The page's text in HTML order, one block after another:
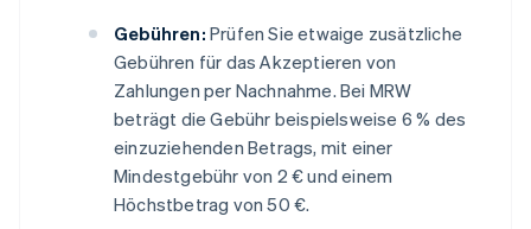
Gebühren: Prüfen Sie etwaige zusätzliche
Gebühren für das Akzeptieren von
Zahlungen per Nachnahme. Bei MRW
beträgt die Gebühr beispielsweise 6 % des
einzuziehenden Betrags, mit einer
Mindestgebühr von 2 € und einem
Höchstbetrag von 50 €.